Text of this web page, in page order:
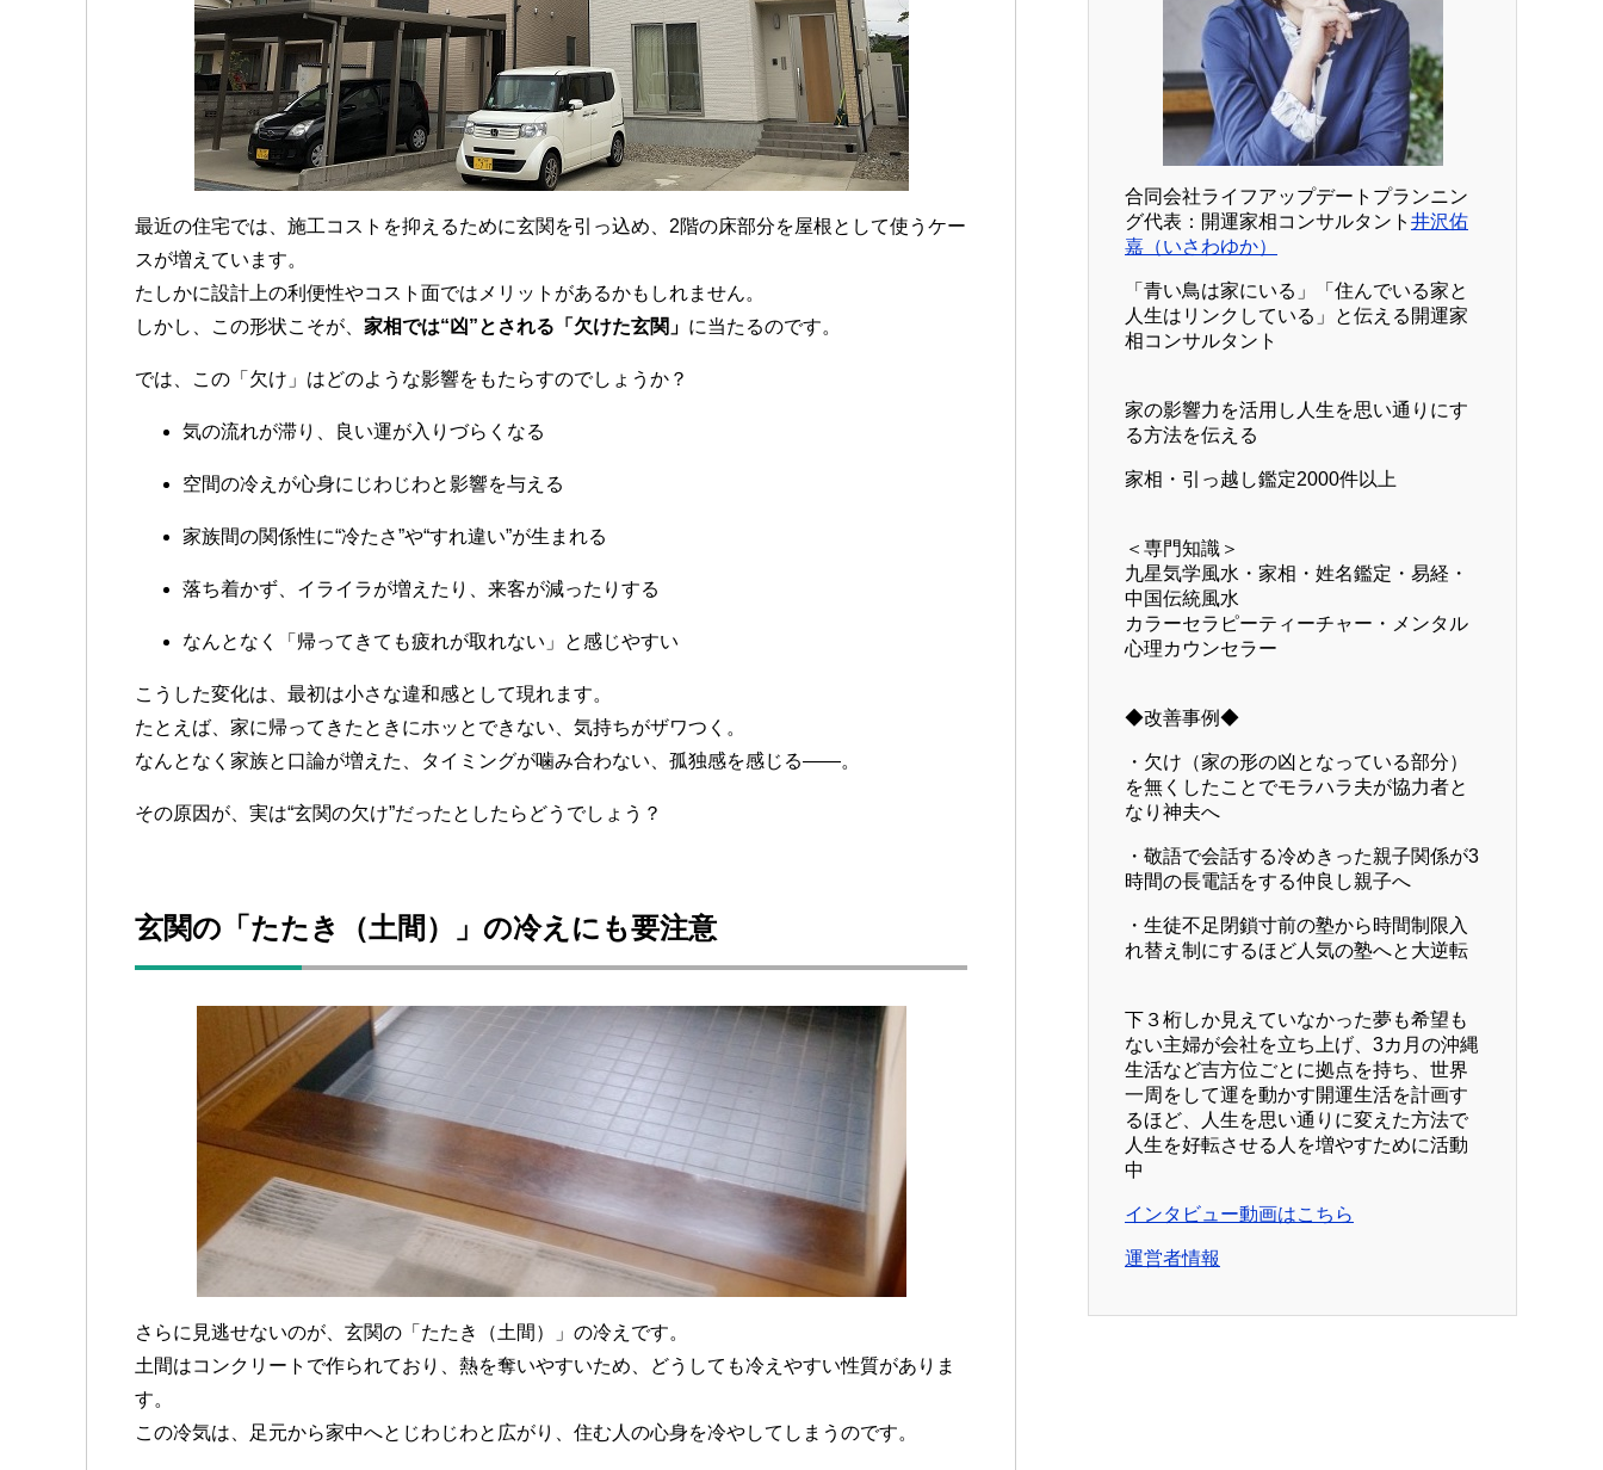
最近の住宅では、施工コストを抑えるために玄関を引っ込め、2階の床部分を屋根として使うケー
スが増えています。
たしかに設計上の利便性やコスト面ではメリットがあるかもしれません。
しかし、この形状こそが、 家相では“凶”とされる「欠けた玄関」 に当たるのです。
では、この「欠け」はどのような影響をもたらすのでしょうか？
気の流れが滞り、良い運が入りづらくなる
空間の冷えが心身にじわじわと影響を与える
家族間の関係性に“冷たさ”や“すれ違い”が生まれる
落ち着かず、イライラが増えたり、来客が減ったりする
なんとなく「帰ってきても疲れが取れない」と感じやすい
こうした変化は、最初は小さな違和感として現れます。
たとえば、家に帰ってきたときにホッとできない、気持ちがザワつく。
なんとなく家族と口論が増えた、タイミングが噛み合わない、孤独感を感じる――。
その原因が、実は“玄関の欠け”だったとしたらどうでしょう？
玄関の「たたき（土間）」の冷えにも要注意
さらに見逃せないのが、玄関の「たたき（土間）」の冷えです。
土間はコンクリートで作られており、熱を奪いやすいため、どうしても冷えやすい性質がありま
す。
この冷気は、足元から家中へとじわじわと広がり、住む人の心身を冷やしてしまうのです。
合同会社ライフアップデートプランニン
グ代表：開運家相コンサルタント 井沢佑
嘉（いさわゆか）
「青い鳥は家にいる」「住んでいる家と
人生はリンクしている」と伝える開運家
相コンサルタント
家の影響力を活用し人生を思い通りにす
る方法を伝える
家相・引っ越し鑑定2000件以上
＜専門知識＞
九星気学風水・家相・姓名鑑定・易経・
中国伝統風水
カラーセラピーティーチャー・メンタル
心理カウンセラー
◆改善事例◆
・欠け（家の形の凶となっている部分）
を無くしたことでモラハラ夫が協力者と
なり神夫へ
・敬語で会話する冷めきった親子関係が3
時間の長電話をする仲良し親子へ
・生徒不足閉鎖寸前の塾から時間制限入
れ替え制にするほど人気の塾へと大逆転
下３桁しか見えていなかった夢も希望も
ない主婦が会社を立ち上げ、3カ月の沖縄
生活など吉方位ごとに拠点を持ち、世界
一周をして運を動かす開運生活を計画す
るほど、人生を思い通りに変えた方法で
人生を好転させる人を増やすために活動
中
インタビュー動画はこちら
運営者情報